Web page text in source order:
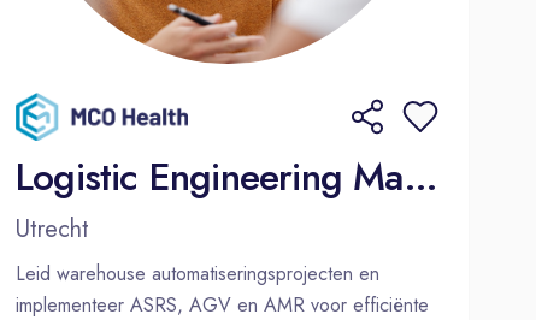
Logistic Engineering Manager
Utrecht
Leid warehouse automatiseringsprojecten en
implementeer ASRS, AGV en AMR voor efficiënte